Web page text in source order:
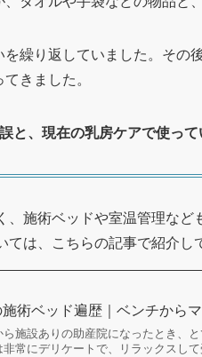
繰り返していました。その
きました。
と、現在の乳房ケアで使っ
、施術ベッドや室温管理など
は、こちらの記事で紹介し
施術ベッド遍歴｜ベンチから
ら施設ありの助産院になったとき、
非常にデリケートで、リラックスし